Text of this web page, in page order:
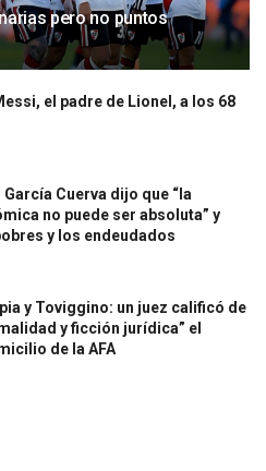
pero no puntos
el padre de Lionel, a los 68
García Cuerva dijo que “la
no puede ser absoluta” y
y los endeudados
y Toviggino: un juez calificó de
y ficción jurídica” el
de la AFA